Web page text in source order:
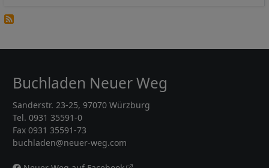
Buchladen Neuer Weg
Sanderstr. 23-25, 97070 Würzburg
Tel. 0931 35591-0
Fax 0931 35591-73
buchladen@neuer-weg.com